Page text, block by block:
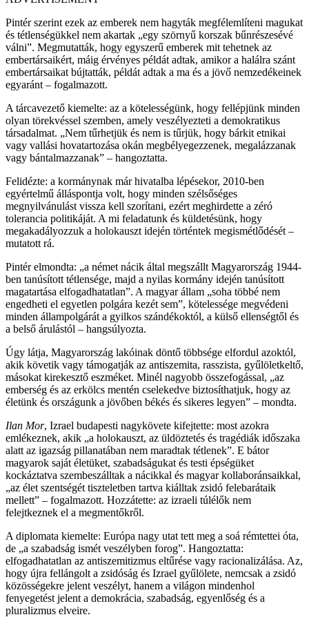
Pintér szerint ezek az emberek nem hagyták megfélemlíteni magukat
és tétlenségükkel nem akartak „egy szörnyű korszak bűnrészesévé
válni”. Megmutatták, hogy egyszerű emberek mit tehetnek az
embertársaikért, máig érvényes példát adtak, amikor a halálra szánt
embertársaikat bújtatták, példát adtak a ma és a jövő nemzedékeinek
egyaránt – fogalmazott.
A tárcavezető kiemelte: az a kötelességünk, hogy fellépjünk minden
olyan törekvéssel szemben, amely veszélyezteti a demokratikus
társadalmat. „Nem tűrhetjük és nem is tűrjük, hogy bárkit etnikai
vagy vallási hovatartozása okán megbélyegezzenek, megalázzanak
vagy bántalmazzanak” – hangoztatta.
Felidézte: a kormánynak már hivatalba lépésekor, 2010-ben
egyértelmű álláspontja volt, hogy minden szélsőséges
megnyilvánulást vissza kell szorítani, ezért meghirdette a zéró
tolerancia politikáját. A mi feladatunk és küldetésünk, hogy
megakadályozzuk a holokauszt idején történtek megismétlődését –
mutatott rá.
Pintér elmondta: „a német nácik által megszállt Magyarország 1944-
ben tanúsított tétlensége, majd a nyilas kormány idején tanúsított
magatartása elfogadhatatlan”. A magyar állam „soha többé nem
engedheti el egyetlen polgára kezét sem”, kötelessége megvédeni
minden állampolgárát a gyilkos szándékoktól, a külső ellenségtől és
a belső árulástól – hangsúlyozta.
Úgy látja, Magyarország lakóinak döntő többsége elfordul azoktól,
akik követik vagy támogatják az antiszemita, rasszista, gyűlöletkeltő,
másokat kirekesztő eszméket. Minél nagyobb összefogással, „az
emberség és az erkölcs mentén cselekedve biztosíthatjuk, hogy az
életünk és országunk a jövőben békés és sikeres legyen” – mondta.
Ilan Mor, Izrael budapesti nagykövete kifejtette: most azokra
emlékeznek, akik „a holokauszt, az üldöztetés és tragédiák időszaka
alatt az igazság pillanatában nem maradtak tétlenek”. E bátor
magyarok saját életüket, szabadságukat és testi épségüket
kockáztatva szembeszálltak a nácikkal és magyar kollaboránsaikkal,
„az élet szentségét tiszteletben tartva kiálltak zsidó felebarátaik
mellett” – fogalmazott. Hozzátette: az izraeli túlélők nem
felejtkeznek el a megmentőkről.
A diplomata kiemelte: Európa nagy utat tett meg a soá rémtettei óta,
de „a szabadság ismét veszélyben forog”. Hangoztatta:
elfogadhatatlan az antiszemitizmus eltűrése vagy racionalizálása. Az,
hogy újra fellángolt a zsidóság és Izrael gyűlölete, nemcsak a zsidó
közösségekre jelent veszélyt, hanem a világon mindenhol
fenyegetést jelent a demokrácia, szabadság, egyenlőség és a
pluralizmus elveire.